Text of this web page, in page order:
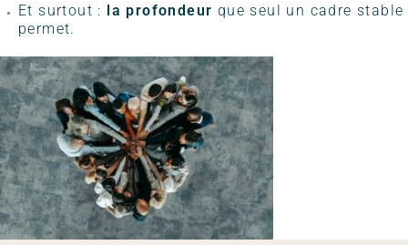
Et surtout : la profondeur que seul un cadre stable
permet.